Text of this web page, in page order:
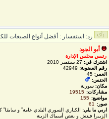
رد: استفسار : أفضل أنواع الصبغات
أبو الجود
رئيس مجلس الإدارة
اشترك في:27 سبتمبر 2010
رقم العضوية:42949
العمر: 45
الجنس:
مكان:سورية
مشاركات:
19515
مواضيع:
155
صور:
61
اربي ما يلي:الكناري السوري البلدي عامة ً و سابقا
الزيبرا فينش و بعض أسماك الزينة